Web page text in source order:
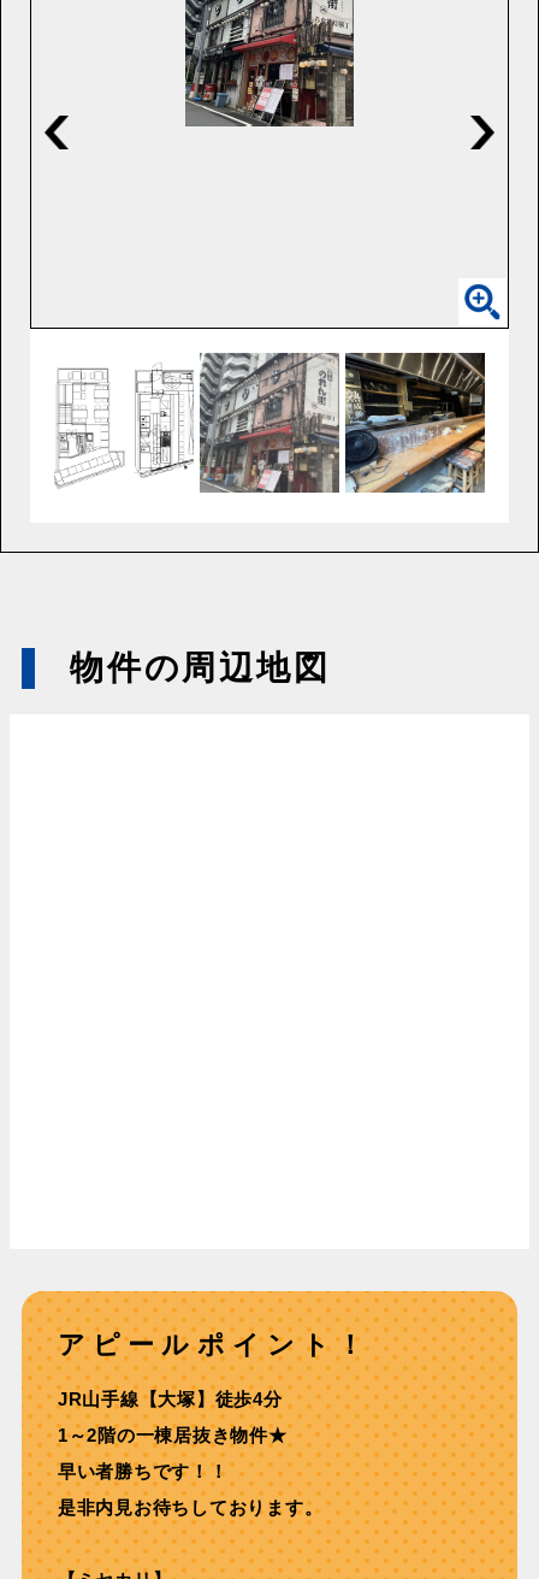
物件の周辺地図
アピールポイント！
JR⼭⼿線【⼤塚】徒歩4分
1～2階の一棟居抜き物件★
早い者勝ちです！！
是非内見お待ちしております。